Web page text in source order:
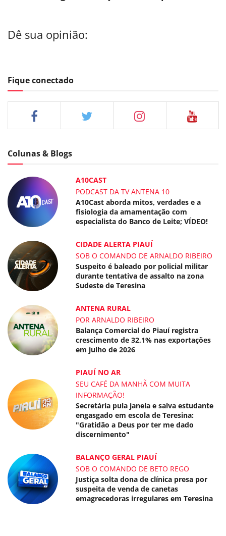
Dê sua opinião:
Fique conectado
Colunas & Blogs
A10CAST
PODCAST DA TV ANTENA 10
A10Cast aborda mitos, verdades e a
fisiologia da amamentação com
especialista do Banco de Leite; VÍDEO!
CIDADE ALERTA PIAUÍ
SOB O COMANDO DE ARNALDO RIBEIRO
Suspeito é baleado por policial militar
durante tentativa de assalto na zona
Sudeste de Teresina
ANTENA RURAL
POR ARNALDO RIBEIRO
Balança Comercial do Piauí registra
crescimento de 32,1% nas exportações
em julho de 2026
PIAUÍ NO AR
SEU CAFÉ DA MANHÃ COM MUITA
INFORMAÇÃO!
Secretária pula janela e salva estudante
engasgado em escola de Teresina:
"Gratidão a Deus por ter me dado
discernimento"
BALANÇO GERAL PIAUÍ
SOB O COMANDO DE BETO REGO
Justiça solta dona de clínica presa por
suspeita de venda de canetas
emagrecedoras irregulares em Teresina